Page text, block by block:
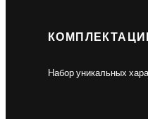
Набор уникальных